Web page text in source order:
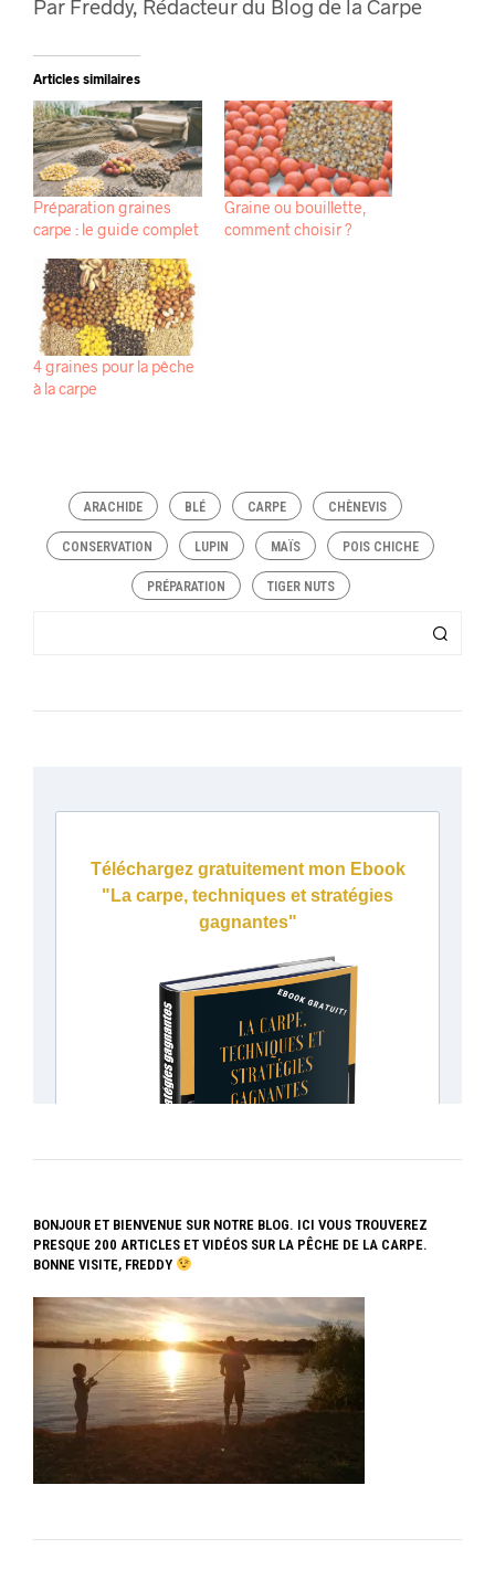
Par Freddy, Rédacteur du Blog de la Carpe
Articles similaires
Préparation graines
carpe : le guide complet
Graine ou bouillette,
comment choisir ?
4 graines pour la pêche
à la carpe
ARACHIDE BLÉ CARPE CHÈNEVIS
CONSERVATION LUPIN MAÏS POIS CHICHE
PRÉPARATION TIGER NUTS
BONJOUR ET BIENVENUE SUR NOTRE BLOG. ICI VOUS TROUVEREZ
PRESQUE 200 ARTICLES ET VIDÉOS SUR LA PÊCHE DE LA CARPE.
BONNE VISITE, FREDDY